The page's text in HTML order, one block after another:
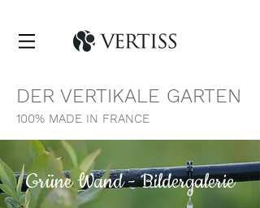
DER VERTIKALE GARTEN
100% MADE IN FRANCE
Grüne Wand - Bildergalerie